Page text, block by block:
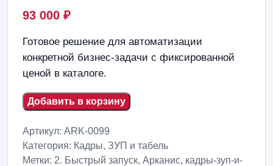
93 000 ₽
Готовое решение для автоматизации
конкретной бизнес-задачи с фиксированной
ценой в каталоге.
Добавить в корзину
Артикул: ARK-0099
Категория: Кадры, ЗУП и табель
Метки: 2. Быстрый запуск, Арканис, кадры-зуп-и-